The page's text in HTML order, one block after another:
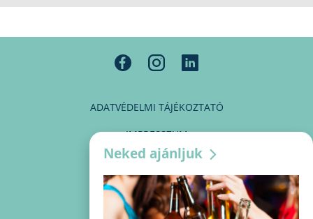
ADATVÉDELMI TÁJÉKOZTATÓ
IMPRESSZUM
MÉDIAAJÁNLAT
PARTNEREINK
KAPCSOLAT
Neked ajánljuk